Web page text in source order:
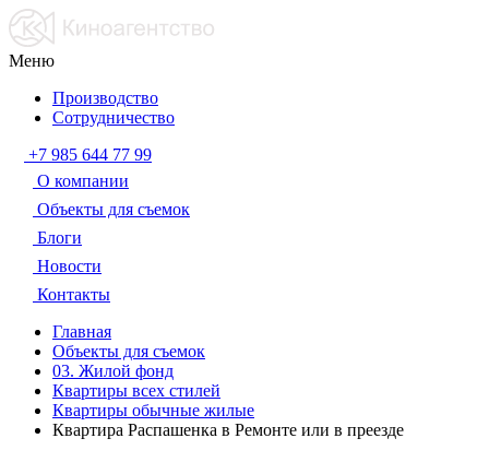
Меню
Производство
Сотрудничество
+7 985 644 77 99
О компании
Объекты для съемок
Блоги
Новости
Контакты
Главная
Объекты для съемок
03. Жилой фонд
Квартиры всех стилей
Квартиры обычные жилые
Квартира Распашенка в Ремонте или в преезде